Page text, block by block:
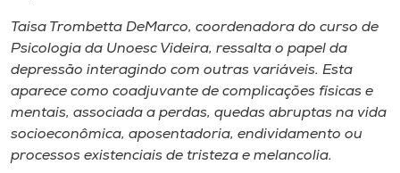
Taisa Trombetta DeMarco, coordenadora do curso de
Psicologia da Unoesc Videira, ressalta o papel da
depressão interagindo com outras variáveis. Esta
aparece como coadjuvante de complicações físicas e
mentais, associada a perdas, quedas abruptas na vida
socioeconômica, aposentadoria, endividamento ou
processos existenciais de tristeza e melancolia.